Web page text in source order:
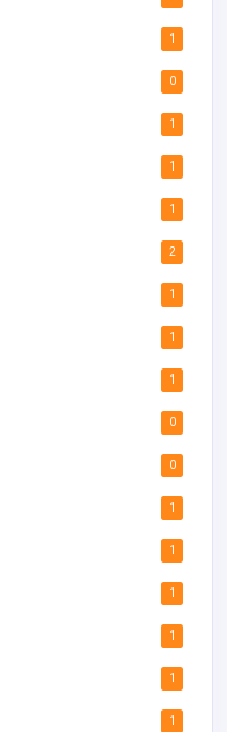
1
0
1
1
1
2
1
1
1
0
0
1
1
1
1
1
1